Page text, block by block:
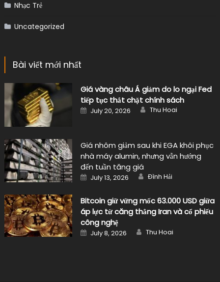
Nhạc Trẻ
Uncategorized
Bài viết mới nhất
Giá vàng châu Á giảm do lo ngại Fed
tiếp tục thắt chặt chính sách
Posted
on
July 20, 2026 Author
Thu Hoai
Giá nhôm giảm sau khi EGA khôi phục
nhà máy alumin, nhưng vẫn hướng
đến tuần tăng giá
Posted
on
July 13, 2026 Author
Đình Hải
Bitcoin giữ vững mốc 63.000 USD giữa
áp lực từ căng thẳng Iran và cổ phiếu
công nghệ
Posted
on
July 8, 2026 Author
Thu Hoai